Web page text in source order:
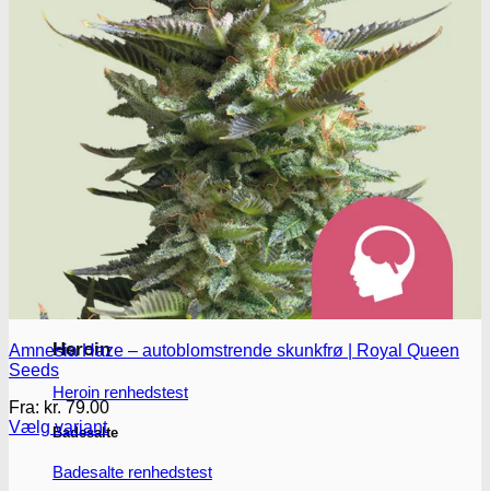
Kokain Tests
Kokain renhedhedstest
Crack renhedhedstest
Kokain blandingsmiddel test
MDMA
MDMA renhedstest
Ecstasy renhedstest
Heroin
Heroin renhedstest
Badesalte
Badesalte renhedstest
Amnesia Haze – autoblomstrende skunkfrø | Royal Queen
Seeds
Fra: kr. 79.00
Vælg variant